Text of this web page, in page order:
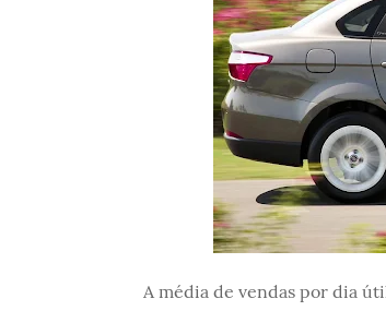
A média de vendas por dia